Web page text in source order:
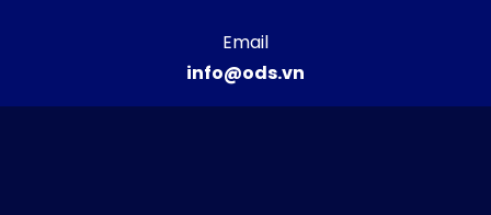
Email
info@ods.vn